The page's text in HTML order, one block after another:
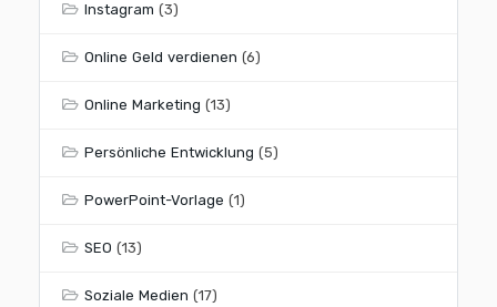
Instagram (3)
Online Geld verdienen (6)
Online Marketing (13)
Persönliche Entwicklung (5)
PowerPoint-Vorlage (1)
SEO (13)
Soziale Medien (17)